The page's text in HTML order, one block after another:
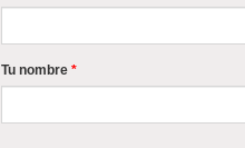
Tu nombre *